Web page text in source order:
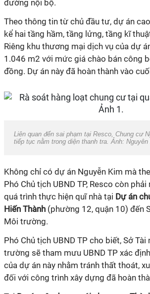
đường nội bộ.
Theo thông tin từ chủ đầu tư, dự án
kể hai tầng hầm, tầng lửng, tầng kĩ
Riêng khu thương mại dịch vụ của dự
1.046 m2 với mức giá chào bán công
đồng. Dự án này đã hoàn thành vào
Liên quan đến sai phạm tại Resco, Chung cư
tiếp tục nằm trong diện thanh tra. Ảnh: Nguyên
Không chỉ có dự án Nguyễn Kim mà
Phó Chủ tịch UBND TP, Resco còn
quá trình thực hiện quĩ nhà tại Dự án
Hiến Thành (phường 12, quận 10) đến
Môi trường.
Phó Chủ tịch UBND TP cho biết, Sở Tài
trường sẽ tham mưu UBND TP xác
của dự án này nhằm tránh thất thoát,
đối với công trình xây dựng đã hoàn